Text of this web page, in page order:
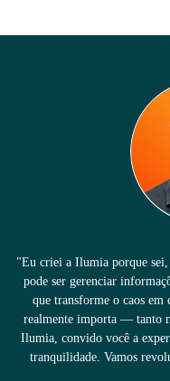
"Eu criei a Ilumia porque
pode ser gerenciar
que transforme o caos em
realmente importa — tanto
Ilumia, convido você a
tranquilidade. Vamos